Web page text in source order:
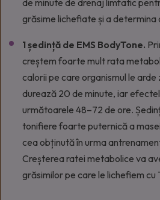
grăsime lichefiate și a determina
1 ședință de EMS BodyTone.
creștem foarte mult rata
calorii pe care organismul le arde
durează 20 de minute, iar
următoarele 48–72 de ore.
tonifiere foarte puternică a
cea obținută în urma
Creșterea ratei metabolice va
grăsimilor pe care le lichefiem cu